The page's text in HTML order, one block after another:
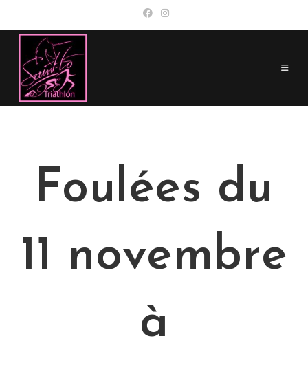
content
Foulées du
11 novembre
à